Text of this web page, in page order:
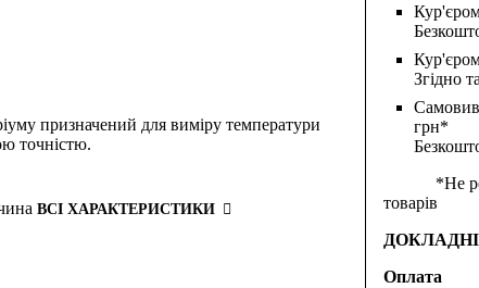
Згідно
грн*
*Не
товарів
Оплата
призначений для виміру температури
точністю.
ВСІ ХАРАКТЕРИСТИКИ